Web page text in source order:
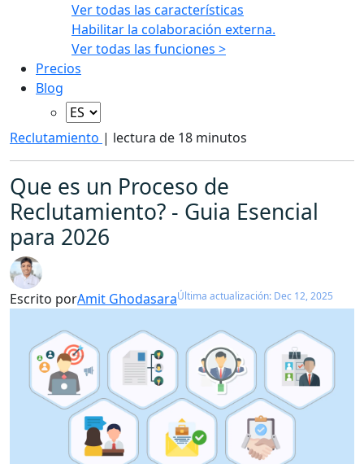
Ver todas las características
Habilitar la colaboración externa.
Ver todas las funciones >
Precios
Blog
Reclutamiento | lectura de 18 minutos
Que es un Proceso de
Reclutamiento? - Guia Esencial
para 2026
Escrito porAmit GhodasaraÚltima actualización: Dec 12, 2025